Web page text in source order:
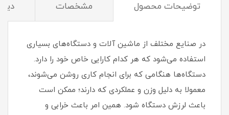
توضیحات محصول مشخصات
در صنایع مختلف از ماشین آلات و دستگاه‌های بسیاری
استفاده می‌شود که هر کدام کارایی خاص خود را دارد.
دستگاه‌ها هنگامی که برای انجام کاری روشن می‌شوند،
معمولا به دلیل وزن و عملکردی که دارند؛ ممکن است
باعث لرزش دستگاه شود. همین امر باعث خرابی و